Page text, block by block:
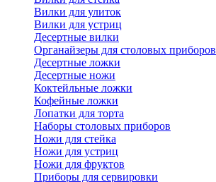
Вилки для улиток
Вилки для устриц
Десертные вилки
Органайзеры для столовых приборов
Десертные ложки
Десертные ножи
Коктейльные ложки
Кофейные ложки
Лопатки для торта
Наборы столовых приборов
Ножи для стейка
Ножи для устриц
Ножи для фруктов
Приборы для сервировки